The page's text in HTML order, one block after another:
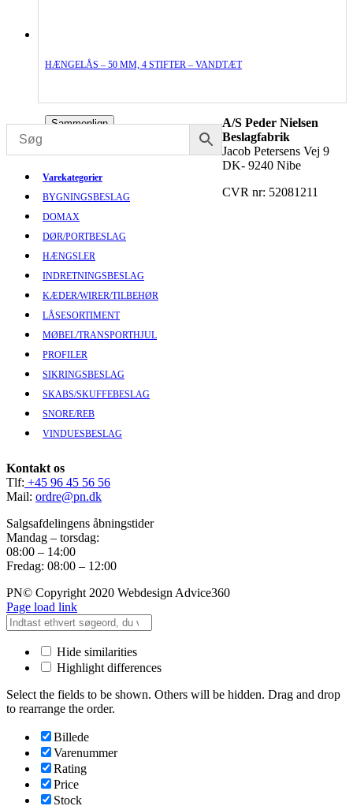
HÆNGELÅS – 50 MM, 4 STIFTER – VANDTÆT
Sammenlign
Varekategorier
BYGNINGSBESLAG
DOMAX
DØR/PORTBESLAG
HÆNGSLER
INDRETNINGSBESLAG
KÆDER/WIRER/TILBEHØR
LÅSESORTIMENT
MØBEL/TRANSPORTHJUL
PROFILER
SIKRINGSBESLAG
SKABS/SKUFFEBESLAG
SNORE/REB
VINDUESBESLAG
A/S Peder Nielsen
Beslagfabrik
Jacob Petersens Vej 9
DK- 9240 Nibe
CVR nr: 52081211
Kontakt os
Tlf: +45 96 45 56 56
Mail: ordre@pn.dk
Salgsafdelingens åbningstider
Mandag – torsdag:
08:00 – 14:00
Fredag: 08:00 – 12:00
PN© Copyright 2020 Webdesign Advice360
Page load link
Hide similarities
Highlight differences
Select the fields to be shown. Others will be hidden. Drag and drop
to rearrange the order.
Billede
Varenummer
Rating
Price
Stock